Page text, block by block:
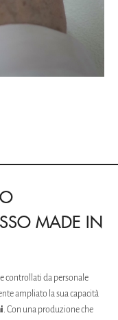
MADE IN
controllati da personale
ampliato la sua capacità
. Con una produzione che